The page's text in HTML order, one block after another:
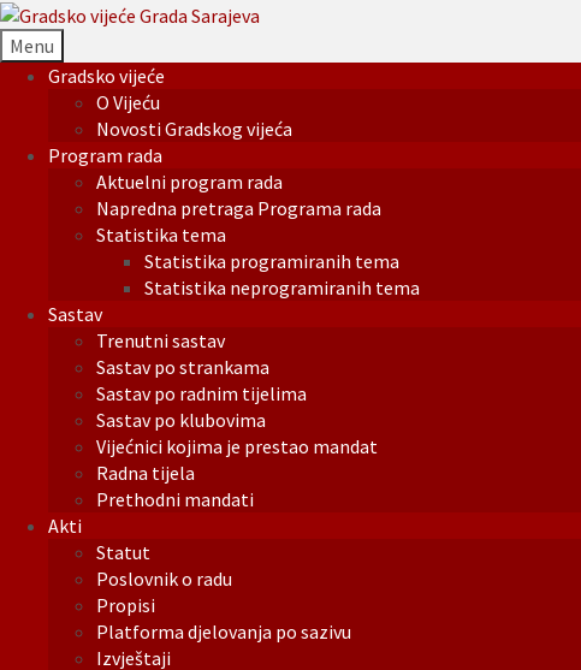
Menu
Gradsko vijeće
O Vijeću
Novosti Gradskog vijeća
Program rada
Aktuelni program rada
Napredna pretraga Programa rada
Statistika tema
Statistika programiranih tema
Statistika neprogramiranih tema
Sastav
Trenutni sastav
Sastav po strankama
Sastav po radnim tijelima
Sastav po klubovima
Vijećnici kojima je prestao mandat
Radna tijela
Prethodni mandati
Akti
Statut
Poslovnik o radu
Propisi
Platforma djelovanja po sazivu
Izvještaji